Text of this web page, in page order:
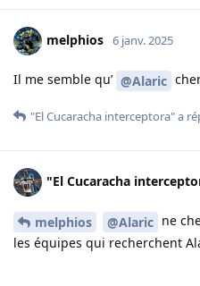
melphios 6 janv. 2025
Il me semble qu’ @Alaric
"El Cucaracha interceptora"a
"El Cucaracha
melphios @Alaric ne
les équipes qui recherchent